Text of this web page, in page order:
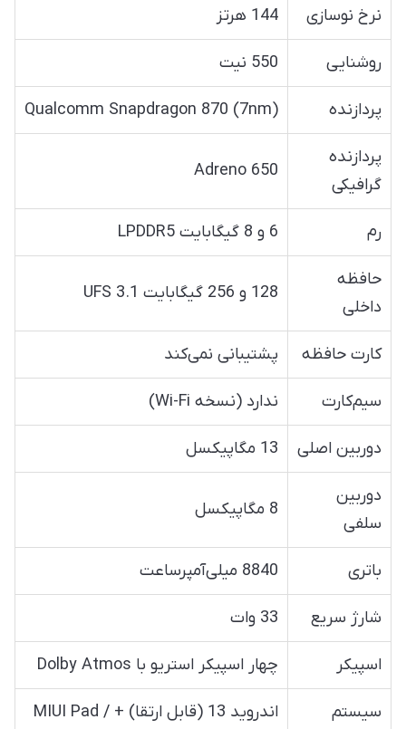
نرخ نوسازی 144 هرتز
روشنایی 550 نیت
پردازنده Qualcomm Snapdragon 870 (7nm)
پردازنده
گرافیکی
Adreno 650
رم 6 و 8 گیگابایت LPDDR5
حافظه
داخلی
128 و 256 گیگابایت UFS 3.1
کارت حافظه پشتیبانی نمی‌کند
سیم‌کارت ندارد (نسخه Wi-Fi)
دوربین اصلی 13 مگاپیکسل
دوربین
سلفی
8 مگاپیکسل
باتری 8840 میلی‌آمپرساعت
شارژ سریع 33 وات
اسپیکر چهار اسپیکر استریو با Dolby Atmos
سیستم
اندروید 13 (قابل ارتقا) + MIUI Pad /